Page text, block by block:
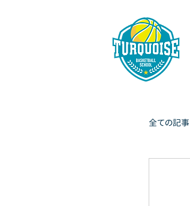
全ての記事